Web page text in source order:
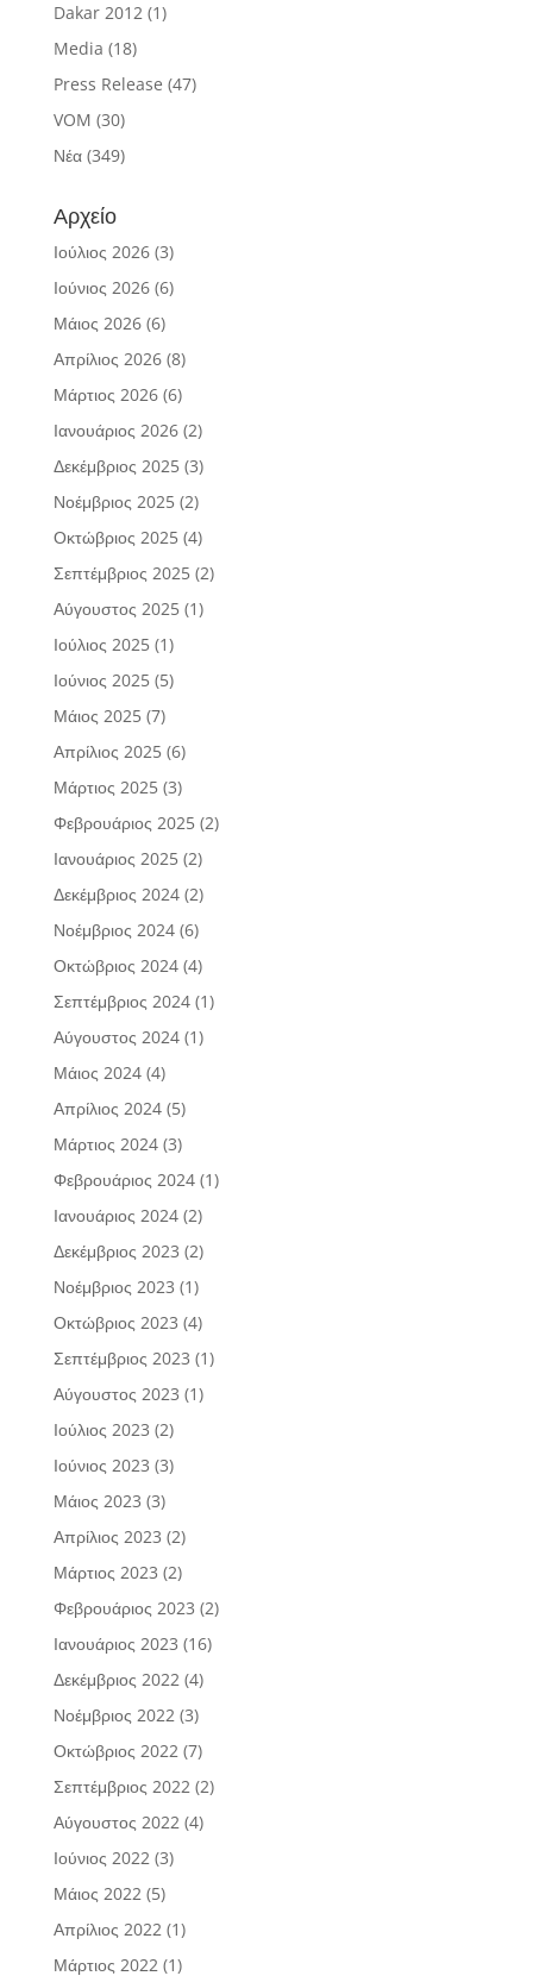
Dakar 2012(1)
Media (18)
Press Release (47)
VOM (30)
Νέα(349)
Αρχείο
Ιούλιος 2026(3)
Ιούνιος 2026(6)
Μάιος 2026(6)
Απρίλιος 2026(8)
Μάρτιος 2026(6)
Ιανουάριος 2026(2)
Δεκέμβριος 2025(3)
Νοέμβριος 2025(2)
Οκτώβριος 2025(4)
Σεπτέμβριος 2025(2)
Αύγουστος 2025(1)
Ιούλιος 2025(1)
Ιούνιος 2025(5)
Μάιος 2025(7)
Απρίλιος 2025(6)
Μάρτιος 2025(3)
Φεβρουάριος 2025(2)
Ιανουάριος 2025(2)
Δεκέμβριος 2024(2)
Νοέμβριος 2024(6)
Οκτώβριος 2024(4)
Σεπτέμβριος 2024(1)
Αύγουστος 2024(1)
Μάιος 2024(4)
Απρίλιος 2024(5)
Μάρτιος 2024(3)
Φεβρουάριος 2024(1)
Ιανουάριος 2024(2)
Δεκέμβριος 2023 (2)
Νοέμβριος 2023 (1)
Οκτώβριος 2023 (4)
Σεπτέμβριος 2023 (1)
Αύγουστος 2023 (1)
Ιούλιος 2023 (2)
Ιούνιος 2023 (3)
Μάιος 2023 (3)
Απρίλιος 2023 (2)
Μάρτιος 2023 (2)
Φεβρουάριος 2023 (2)
Ιανουάριος 2023 (16)
Δεκέμβριος 2022(4)
Νοέμβριος 2022(3)
Οκτώβριος 2022(7)
Σεπτέμβριος 2022(2)
Αύγουστος 2022(4)
Ιούνιος 2022(3)
Μάιος 2022(5)
Απρίλιος 2022(1)
Μάρτιος 2022(1)